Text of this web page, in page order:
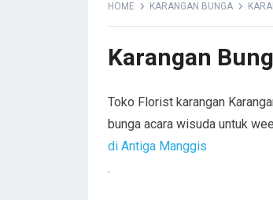
HOME KARANGAN BUNGA
Karangan
Toko Florist karangan
bunga acara wisuda untuk
di Antiga Manggis
.